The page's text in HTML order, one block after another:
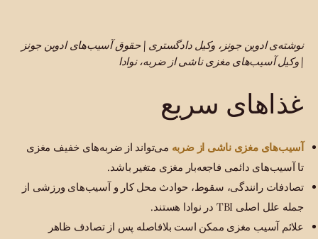
نوشته‌ی ادوین جونز، وکیل دادگستری | حقوق آسیب‌های ادوین جونز
| وکیل آسیب‌های مغزی ناشی از ضربه، نوادا
غذاهای سریع
آسیب‌های مغزی ناشی از ضربه می‌تواند از ضربه‌های خفیف مغزی
تا آسیب‌های دائمی فاجعه‌بار مغزی متغیر باشد.
تصادفات رانندگی، سقوط، حوادث محل کار و آسیب‌های ورزشی از
جمله علل اصلی TBI در نوادا هستند.
علائم آسیب مغزی ممکن است بلافاصله پس از تصادف ظاهر